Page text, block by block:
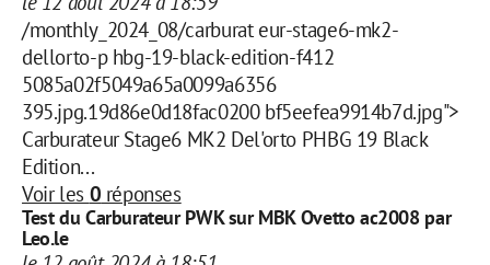
/monthly_2024_08/carburat eur-stage6-mk2-
dellorto-p hbg-19-black-edition-f412
5085a02f5049a65a0099a6356
395.jpg.19d86e0d18fac0200 bf5eefea9914b7d.jpg">
Carburateur Stage6 MK2 Del'orto PHBG 19 Black
Edition...
Voir les 0 réponses
Test du Carburateur PWK sur MBK Ovetto ac2008 par
Leo.le